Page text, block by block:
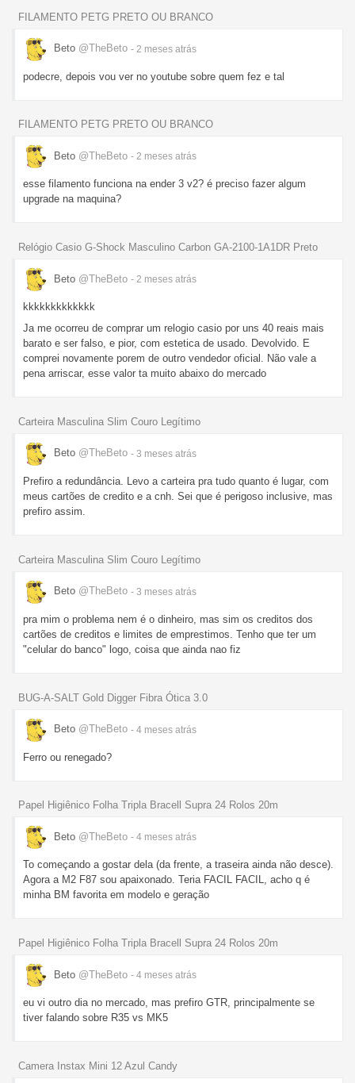
FILAMENTO PETG PRETO OU BRANCO
Beto @TheBeto - 2 meses atrás
podecre, depois vou ver no youtube sobre quem fez e tal
FILAMENTO PETG PRETO OU BRANCO
Beto @TheBeto - 2 meses atrás
esse filamento funciona na ender 3 v2? é preciso fazer algum
upgrade na maquina?
Relógio Casio G-Shock Masculino Carbon GA-2100-1A1DR Preto
Beto @TheBeto - 2 meses atrás
kkkkkkkkkkkkk
Ja me ocorreu de comprar um relogio casio por uns 40 reais mais
barato e ser falso, e pior, com estetica de usado. Devolvido. E
comprei novamente porem de outro vendedor oficial. Não vale a
pena arriscar, esse valor ta muito abaixo do mercado
Carteira Masculina Slim Couro Legítimo
Beto @TheBeto - 3 meses atrás
Prefiro a redundância. Levo a carteira pra tudo quanto é lugar, com
meus cartões de credito e a cnh. Sei que é perigoso inclusive, mas
prefiro assim.
Carteira Masculina Slim Couro Legítimo
Beto @TheBeto - 3 meses atrás
pra mim o problema nem é o dinheiro, mas sim os creditos dos
cartões de creditos e limites de emprestimos. Tenho que ter um
"celular do banco" logo, coisa que ainda nao fiz
BUG-A-SALT Gold Digger Fibra Ótica 3.0
Beto @TheBeto - 4 meses atrás
Ferro ou renegado?
Papel Higiênico Folha Tripla Bracell Supra 24 Rolos 20m
Beto @TheBeto - 4 meses atrás
To começando a gostar dela (da frente, a traseira ainda não desce).
Agora a M2 F87 sou apaixonado. Teria FACIL FACIL, acho q é
minha BM favorita em modelo e geração
Papel Higiênico Folha Tripla Bracell Supra 24 Rolos 20m
Beto @TheBeto - 4 meses atrás
eu vi outro dia no mercado, mas prefiro GTR, principalmente se
tiver falando sobre R35 vs MK5
Camera Instax Mini 12 Azul Candy